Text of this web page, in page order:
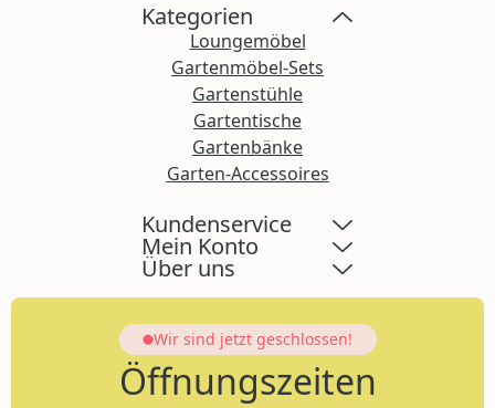
Kategorien
Loungemöbel
Gartenmöbel-Sets
Gartenstühle
Gartentische
Gartenbänke
Garten-Accessoires
Kundenservice
Mein Konto
Über uns
Wir sind jetzt geschlossen!
Öffnungszeiten